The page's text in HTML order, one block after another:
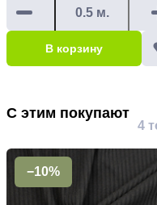
В корзину
С этим покупают
4
−10%